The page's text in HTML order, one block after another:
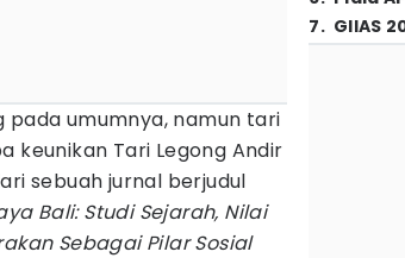
umumnya, namun tari
keunikan Tari Legong Andir
sebuah jurnal berjudul
Bali: Studi Sejarah, Nilai
Sebagai Pilar Sosial
7. GIIAS